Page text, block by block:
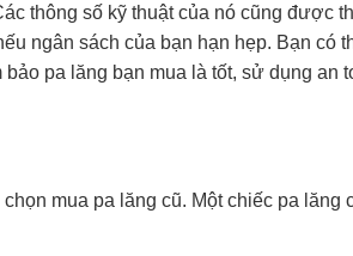
thông số kỹ thuật của nó cũng được
ngân sách của bạn hạn hẹp. Bạn có
pa lăng bạn mua là tốt, sử dụng an
mua pa lăng cũ. Một chiếc pa lăng